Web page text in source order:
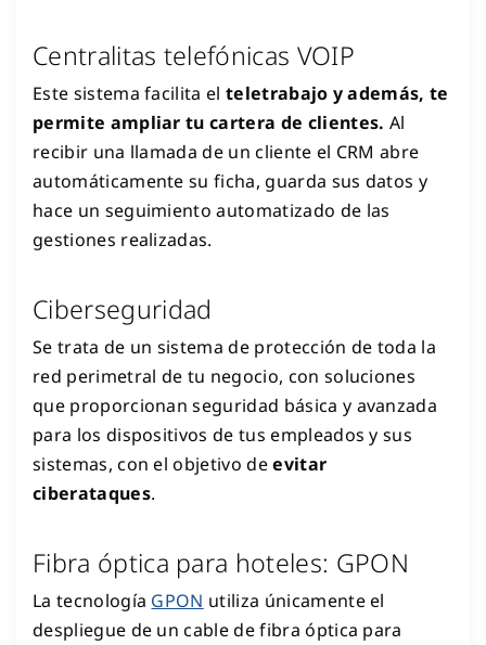
Centralitas telefónicas VOIP
Este sistema facilita el teletrabajo y además, te
permite ampliar tu cartera de clientes. Al
recibir una llamada de un cliente el CRM abre
automáticamente su ficha, guarda sus datos y
hace un seguimiento automatizado de las
gestiones realizadas.
Ciberseguridad
Se trata de un sistema de protección de toda la
red perimetral de tu negocio, con soluciones
que proporcionan seguridad básica y avanzada
para los dispositivos de tus empleados y sus
sistemas, con el objetivo deevitar
ciberataques.
Fibra óptica para hoteles: GPON
La tecnología GPON utiliza únicamente el
despliegue de un cable de fibra óptica para